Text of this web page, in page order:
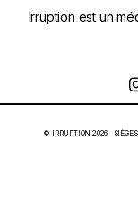
Irruption est un
© IRRUPTION 2026 – SIÈGE